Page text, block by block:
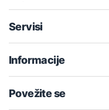
Servisi
Informacije
Povežite se